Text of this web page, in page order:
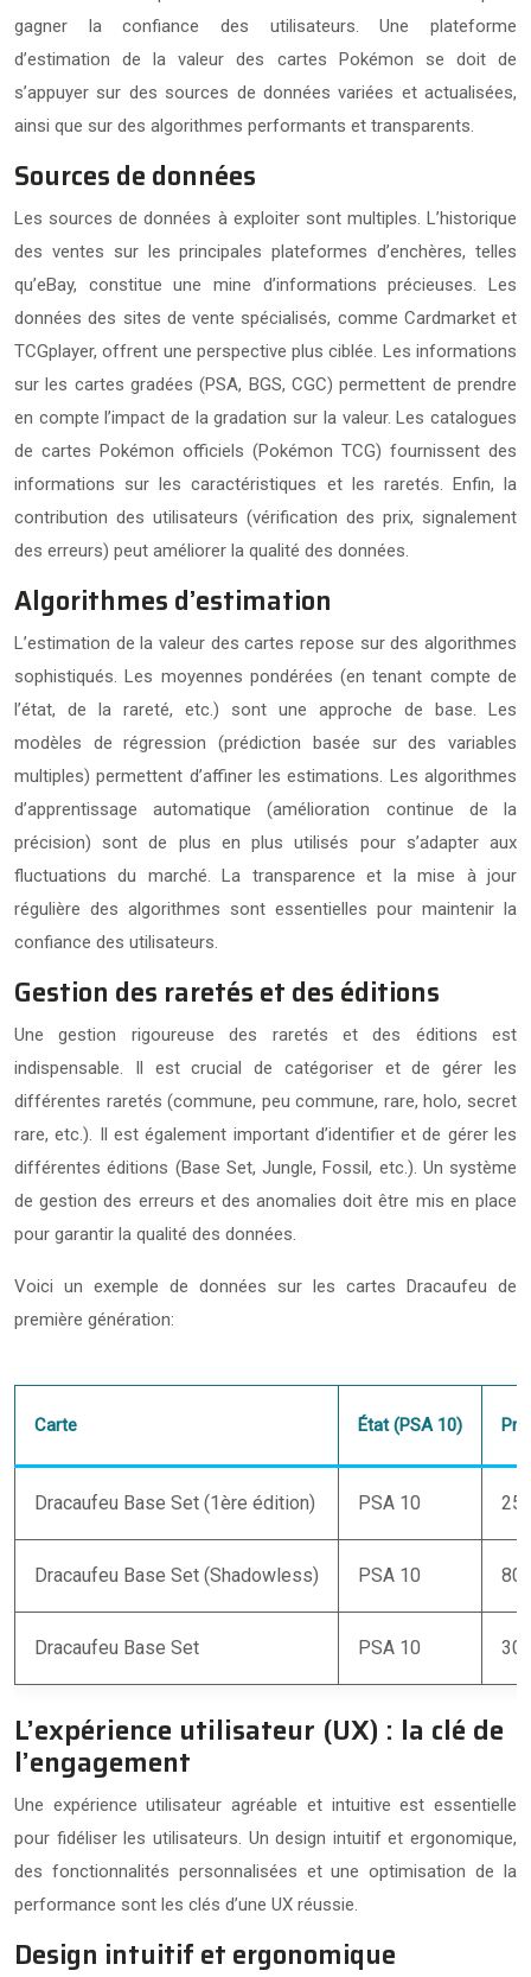
gagner la confiance des utilisateurs. Une plateforme
d’estimation de la valeur des cartes Pokémon se doit de
s’appuyer sur des sources de données variées et actualisées,
ainsi que sur des algorithmes performants et transparents.
Sources de données
Les sources de données à exploiter sont multiples. L’historique
des ventes sur les principales plateformes d’enchères, telles
qu’eBay, constitue une mine d’informations précieuses. Les
données des sites de vente spécialisés, comme Cardmarket et
TCGplayer, offrent une perspective plus ciblée. Les informations
sur les cartes gradées (PSA, BGS, CGC) permettent de prendre
en compte l’impact de la gradation sur la valeur. Les catalogues
de cartes Pokémon officiels (Pokémon TCG) fournissent des
informations sur les caractéristiques et les raretés. Enfin, la
contribution des utilisateurs (vérification des prix, signalement
des erreurs) peut améliorer la qualité des données.
Algorithmes d’estimation
L’estimation de la valeur des cartes repose sur des algorithmes
sophistiqués. Les moyennes pondérées (en tenant compte de
l’état, de la rareté, etc.) sont une approche de base. Les
modèles de régression (prédiction basée sur des variables
multiples) permettent d’affiner les estimations. Les algorithmes
d’apprentissage automatique (amélioration continue de la
précision) sont de plus en plus utilisés pour s’adapter aux
fluctuations du marché. La transparence et la mise à jour
régulière des algorithmes sont essentielles pour maintenir la
confiance des utilisateurs.
Gestion des raretés et des éditions
Une gestion rigoureuse des raretés et des éditions est
indispensable. Il est crucial de catégoriser et de gérer les
différentes raretés (commune, peu commune, rare, holo, secret
rare, etc.). Il est également important d’identifier et de gérer les
différentes éditions (Base Set, Jungle, Fossil, etc.). Un système
de gestion des erreurs et des anomalies doit être mis en place
pour garantir la qualité des données.
Voici un exemple de données sur les cartes Dracaufeu de
première génération:
Carte État (PSA 10)
Dracaufeu Base Set (1ère édition) PSA 10
Dracaufeu Base Set (Shadowless) PSA 10 80
Dracaufeu Base Set PSA 10 30
L’expérience utilisateur (UX) : la clé de
l’engagement
Une expérience utilisateur agréable et intuitive est essentielle
pour fidéliser les utilisateurs. Un design intuitif et ergonomique,
des fonctionnalités personnalisées et une optimisation de la
performance sont les clés d’une UX réussie.
Design intuitif et ergonomique